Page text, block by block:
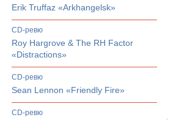
Erik Truffaz «Arkhangelsk»
CD-ревю
Roy Hargrove & The RH Factor
«Distractions»
CD-ревю
Sean Lennon «Friendly Fire»
CD-ревю